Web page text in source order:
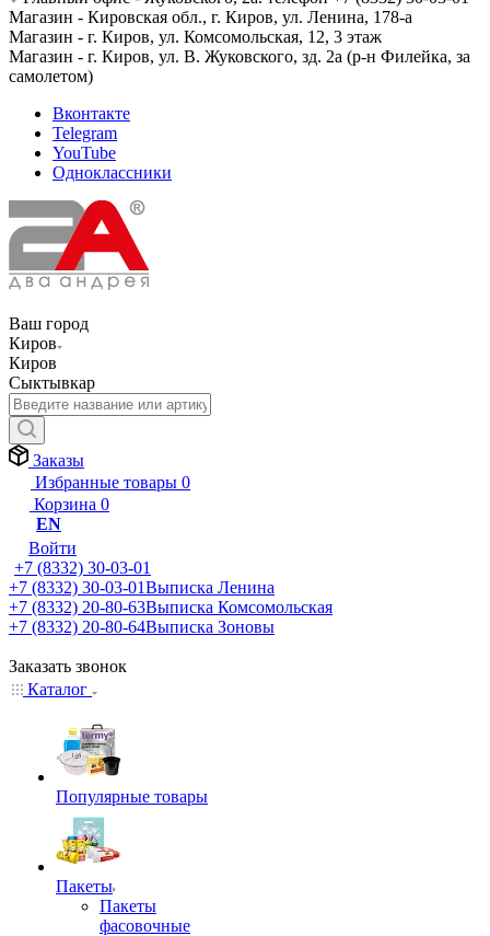
Магазин - Кировская обл., г. Киров, ул. Ленина, 178-а
Магазин - г. Киров, ул. Комсомольская, 12, 3 этаж
Магазин - г. Киров, ул. В. Жуковского, зд. 2а (р-н Филейка, за
самолетом)
Вконтакте
Telegram
YouTube
Одноклассники
Ваш город
Киров
Киров
Сыктывкар
Заказы
Избранные товары 0
Корзина 0
EN
Войти
+7 (8332) 30-03-01
+7 (8332) 30-03-01Выписка Ленина
+7 (8332) 20-80-63Выписка Комсомольская
+7 (8332) 20-80-64Выписка Зоновы
Заказать звонок
Каталог
Популярные товары
Пакеты
Пакеты
фасовочные